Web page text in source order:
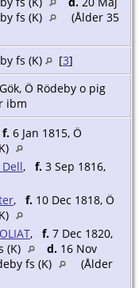
fs (K)
(Ålder 35
fs (K) [3]
Ö Rödeby o pig
ibm
f. 6 Jan 1815, Ö
, f. 3 Sep 1816,
, f. 10 Dec 1818, Ö
, f. 7 Dec 1820,
(K)
d. 16 Nov
fs (K)
(Ålder